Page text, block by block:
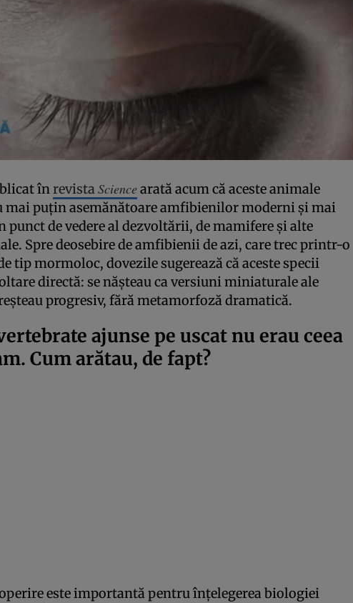
înrevista Sciencearată acum că aceste animale
puțin asemănătoare amfibienilor moderni și mai
punct de vedere al dezvoltării, de mamifere și alte
Spre deosebire de amfibienii de azi, care trec printr-o
tip mormoloc, dovezile sugerează că aceste specii
directă: se nășteau ca versiuni miniaturale ale
progresiv, fără metamorfoză dramatică.
ajunse pe uscat nu erau ceea
Cum arătau, de fapt?
este importantă pentru înțelegerea biologiei